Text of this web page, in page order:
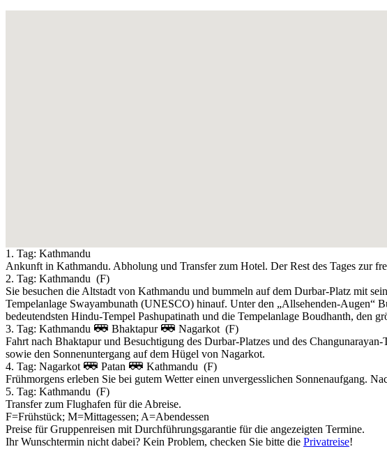
1. Tag: Kathmandu
Ankunft in Kathmandu. Abholung und Transfer zum Hotel. Der Rest des Tages zur
2. Tag: Kathmandu (F)
Sie besuchen die Altstadt von Kathmandu und bummeln auf dem Durbar-Platz mit
Tempelanlage Swayambunath (UNESCO) hinauf. Unter den „Allsehenden-Augen“
bedeutendsten Hindu-Tempel Pashupatinath und die Tempelanlage Boudhanth, den
3. Tag: Kathmandu Bhaktapur Nagarkot (F)
Fahrt nach Bhaktapur und Besuchtigung des Durbar-Platzes und des
sowie den Sonnenuntergang auf dem Hügel von Nagarkot.
4. Tag: Nagarkot Patan Kathmandu (F)
Frühmorgens erleben Sie bei gutem Wetter einen unvergesslichen Sonnenaufgang.
5. Tag: Kathmandu (F)
Transfer zum Flughafen für die Abreise.
F=Frühstück; M=Mittagessen; A=Abendessen
Preise für Gruppenreisen mit Durchführungsgarantie für die angezeigten Termine.
Ihr Wunschtermin nicht dabei? Kein Problem, checken Sie bitte die Privatreise!